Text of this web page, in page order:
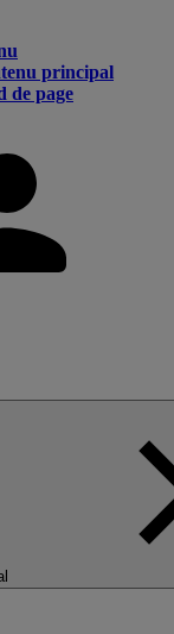
principal
de page